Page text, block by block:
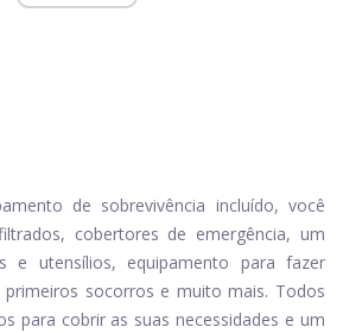
de sobrevivência incluído, você
cobertores de emergência, um
e utensílios, equipamento para fazer
socorros e muito mais. Todos
para cobrir as suas necessidades e um